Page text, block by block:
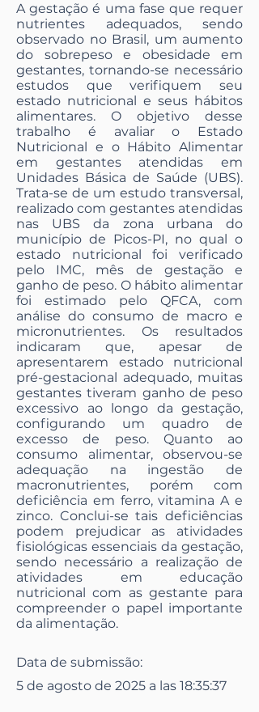
A gestação é uma fase que requer
nutrientes adequados, sendo
observado no Brasil, um aumento
do sobrepeso e obesidade em
gestantes, tornando-se necessário
estudos que verifiquem seu
estado nutricional e seus hábitos
alimentares. O objetivo desse
trabalho é avaliar o Estado
Nutricional e o Hábito Alimentar
em gestantes atendidas em
Unidades Básica de Saúde (UBS).
Trata-se de um estudo transversal,
realizado com gestantes atendidas
nas UBS da zona urbana do
município de Picos-PI, no qual o
estado nutricional foi verificado
pelo IMC, mês de gestação e
ganho de peso. O hábito alimentar
foi estimado pelo QFCA, com
análise do consumo de macro e
micronutrientes. Os resultados
indicaram que, apesar de
apresentarem estado nutricional
pré-gestacional adequado, muitas
gestantes tiveram ganho de peso
excessivo ao longo da gestação,
configurando um quadro de
excesso de peso. Quanto ao
consumo alimentar, observou-se
adequação na ingestão de
macronutrientes, porém com
deficiência em ferro, vitamina A e
zinco. Conclui-se tais deficiências
podem prejudicar as atividades
fisiológicas essenciais da gestação,
sendo necessário a realização de
atividades em educação
nutricional com as gestante para
compreender o papel importante
da alimentação.
Data de submissão:
5 de agosto de 2025 a las 18:35:37